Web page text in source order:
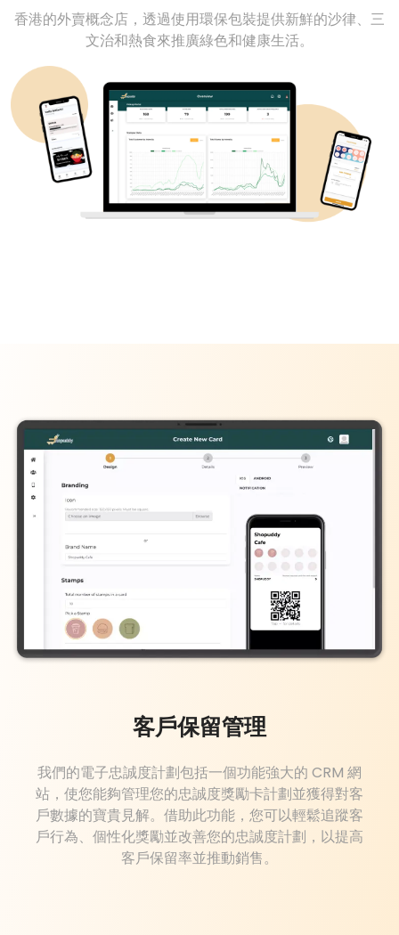
香港的外賣概念店，透過使用環保包裝提供新鮮的沙律、三
文治和熱食來推廣綠色和健康生活。
客戶保留管理
我們的電子忠誠度計劃包括一個功能強大的 CRM 網
站，使您能夠管理您的忠誠度獎勵卡計劃並獲得對客
戶數據的寶貴見解。借助此功能，您可以輕鬆追蹤客
戶行為、個性化獎勵並改善您的忠誠度計劃，以提高
客戶保留率並推動銷售。